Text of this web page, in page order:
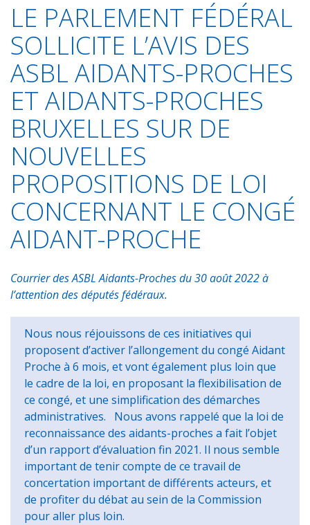
LE PARLEMENT FÉDÉRAL
SOLLICITE L’AVIS DES
ASBL AIDANTS-PROCHES
ET AIDANTS-PROCHES
BRUXELLES SUR DE
NOUVELLES
PROPOSITIONS DE LOI
CONCERNANT LE CONGÉ
AIDANT-PROCHE
Courrier des ASBL Aidants-Proches du 30 août 2022 à
l’attention des députés fédéraux.
Nous nous réjouissons de ces initiatives qui
proposent d’activer l’allongement du congé Aidant
Proche à 6 mois, et vont également plus loin que
le cadre de la loi, en proposant la flexibilisation de
ce congé, et une simplification des démarches
administratives.
Nous avons rappelé que la loi de
reconnaissance des aidants-proches a fait l’objet
d’un rapport d’évaluation fin 2021. Il nous semble
important de tenir compte de ce travail de
concertation important de différents acteurs, et
de profiter du débat au sein de la Commission
pour aller plus loin.